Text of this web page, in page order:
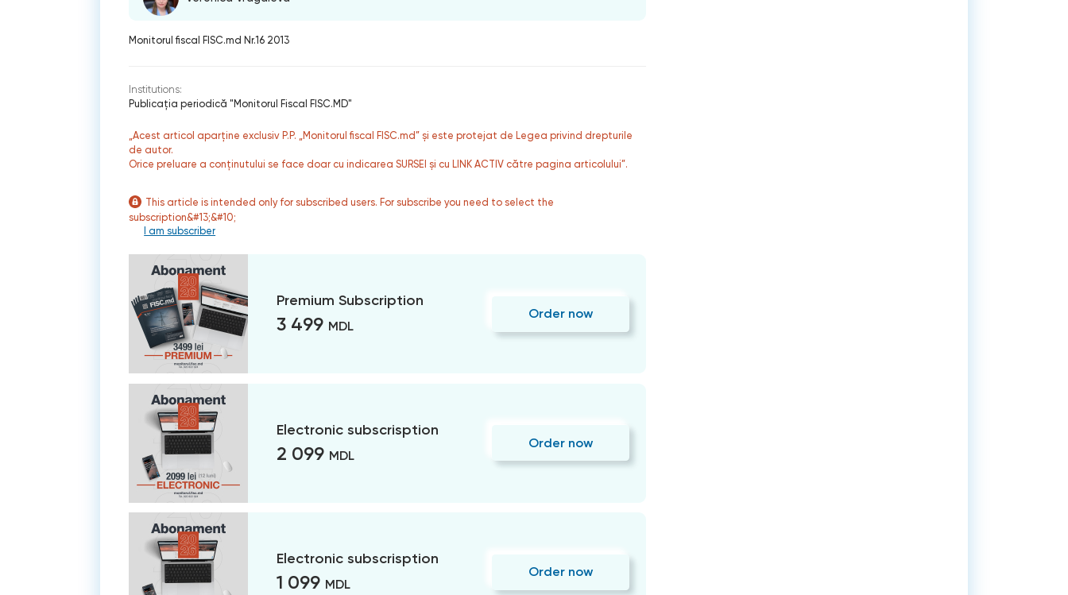
Monitorul fiscal FISC.md Nr.16 2013
Institutions:
Publicaţia periodică "Monitorul Fiscal FISC.MD"
„Acest articol aparține exclusiv P.P. „Monitorul fiscal FISC.md” și este protejat de Legea privind drepturile
de autor.
Orice preluare a conținutului se face doar cu indicarea SURSEI și cu LINK ACTIV către pagina articolului”.
This article is intended only for subscribed users. For subscribe you need to select the
subscription&#13;&#10;
I am subscriber
Premium Subscription
3 499 MDL
Order now
Electronic subscrisption
2 099 MDL
Order now
Electronic subscrisption
1 099 MDL
Order now